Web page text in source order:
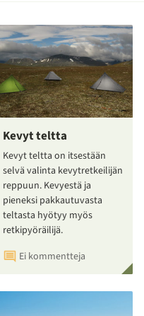
Kevyt teltta
Kevyt teltta on itsestään
selvä valinta kevytretkeilijän
reppuun. Kevyestä ja
pieneksi pakkautuvasta
teltasta hyötyy myös
retkipyöräilijä.
Ei kommentteja